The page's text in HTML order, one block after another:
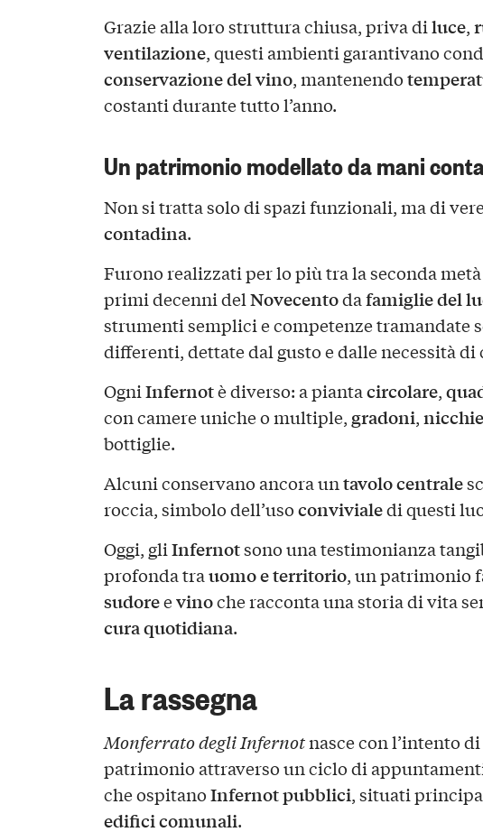
Grazie alla loro struttura chiusa, priva diluce,
ventilazione, questi ambienti garantivano
conservazione del vino, mantenendo
costanti durante tutto l’anno.
Un patrimonio modellato da mani
Non si tratta solo di spazi funzionali, ma di
contadina.
Furono realizzati per lo più tra la seconda metà
primi decenni delNovecentodafamiglie del
strumenti semplici e competenze tramandate
differenti, dettate dal gusto e dalle necessità di
OgniInfernotè diverso: a piantacircolare,
con camere uniche o multiple, gradoni,nicchie
bottiglie.
Alcuni conservano ancora untavolo centrale
roccia, simbolo dell’usoconvivialedi questi
Oggi, gliInfernotsono una testimonianza
profonda trauomo e territorio, un patrimonio
sudoreevinoche racconta una storia di vita
cura quotidiana.
La rassegna
Monferrato degli Infernotnasce con l’intento di
patrimonio attraverso un ciclo di
che ospitanoInfernot pubblici, situati
edifici comunali.